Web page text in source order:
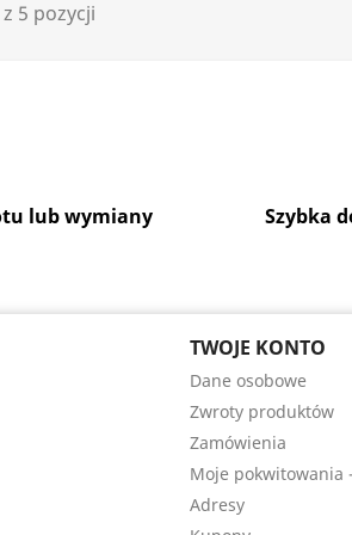
5 pozycji
lub wymiany Szybka
TWOJE KONTO
Dane osobowe
Zwroty produktów
Zamówienia
Moje pokwitowania
Adresy